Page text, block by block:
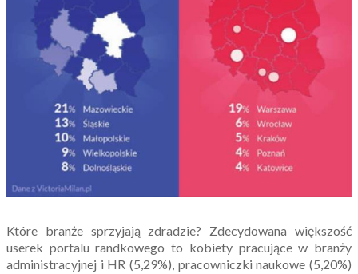
Które branże sprzyjają zdradzie? Zdecydowana większość
userek portalu randkowego to kobiety pracujące w branży
administracyjnej i HR (5,29%), pracowniczki naukowe (5,20%)